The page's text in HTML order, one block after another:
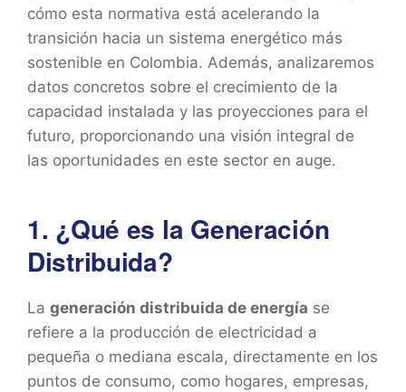
cómo esta normativa está acelerando la
transición hacia un sistema energético más
sostenible en Colombia. Además, analizaremos
datos concretos sobre el crecimiento de la
capacidad instalada y las proyecciones para el
futuro, proporcionando una visión integral de
las oportunidades en este sector en auge.
1. ¿Qué es la Generación
Distribuida?
La generación distribuida de energía se
refiere a la producción de electricidad a
pequeña o mediana escala, directamente en los
puntos de consumo, como hogares, empresas,